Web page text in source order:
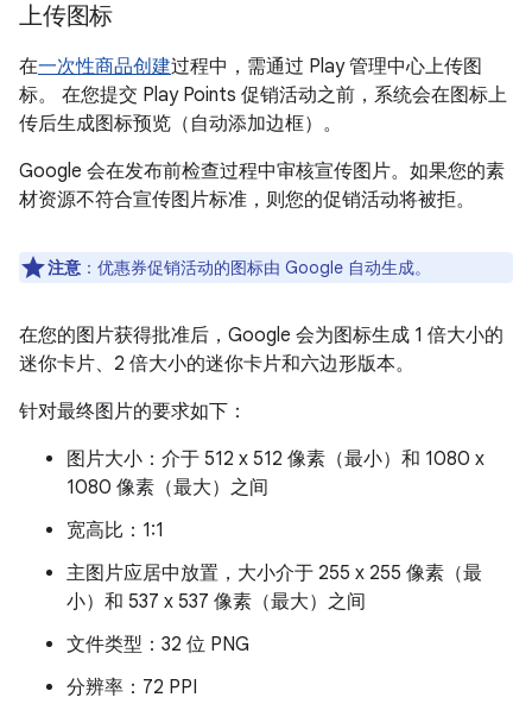
上传图标
在一次性商品创建过程中，需通过 Play 管理中心上传图
标。 在您提交 Play Points 促销活动之前，系统会在图标上
传后生成图标预览（自动添加边框）。
Google 会在发布前检查过程中审核宣传图片。如果您的素
材资源不符合宣传图片标准，则您的促销活动将被拒。
注意 ：优惠券促销活动的图标由 Google 自动生成。
在您的图片获得批准后，Google 会为图标生成 1 倍大小的
迷你卡片、2 倍大小的迷你卡片和六边形版本。
针对最终图片的要求如下：
图片大小：介于 512 x 512 像素（最小）和 1080 x
1080 像素（最大）之间
宽高比：1:1
主图片应居中放置，大小介于 255 x 255 像素（最
小）和 537 x 537 像素（最大）之间
文件类型：32 位 PNG
分辨率：72 PPI